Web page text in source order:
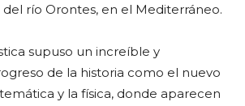
río Orontes, en el Mediterráneo.
supuso un increíble y
de la historia como el nuevo
y la física, donde aparecen